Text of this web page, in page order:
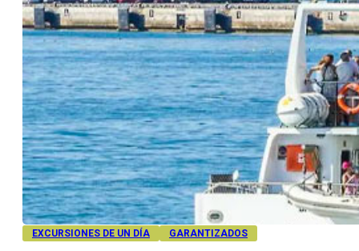
EXCURSIONES DE UN DÍA GARANTIZADOS